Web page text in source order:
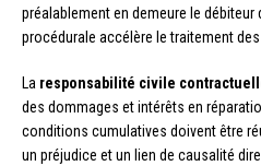
préalablement en demeure le
procédurale accélère le traitement
La responsabilité civile
des dommages et intérêts en
conditions cumulatives doivent être
un préjudice et un lien de causalité